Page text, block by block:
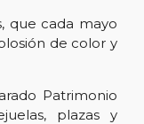
que cada mayo
de color y
Patrimonio
plazas y